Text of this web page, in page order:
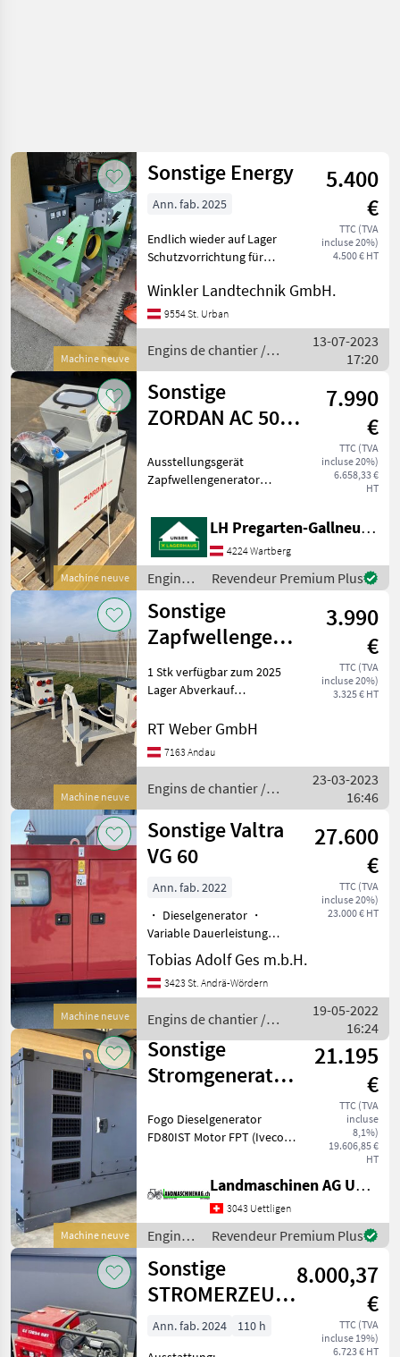
Machine neuve
Sonstige Energy
5.400
€
TTC (TVA
incluse 20%)
4.500 € HT
Ann. fab. 2025
Endlich wieder auf Lager
Schutzvorrichtung für
Melkroboter,
Lüftungsanlagen und Haus
/Feld Umschaltung 30kVA
und 40kVA lagernd Engins
Winkler Landtechnik GmbH.
9554 St. Urban
Engins de chantier /
Sonstige
13-07-2023
17:20
Machine neuve
Sonstige
ZORDAN AC 50
7.990
€
TTC (TVA
incluse 20%)
6.658,33 €
HT
Ausstellungsgerät
Zapfwellengenerator
Spitzenleistung 45 KW/56
KVA AVR Regelung Haus
Feld Schaltung
Isolationsüberwachung
(kein Erdsp
LH Pregarten-Gallneukirchen, Pregarten
4224 Wartberg
Engins
de
chantier
/
Sonstige
Revendeur Premium Plus
Machine neuve
Sonstige
Zapfwellengenerator
GP 50 TR-C / 45
KvA
3.990
€
TTC (TVA
incluse 20%)
3.325 € HT
1 Stk verfügbar zum 2025
Lager Abverkauf
Österreichweit frei Haus 3-
inkl. Bolzen, Unterlenker
RT Weber GmbH
7163 Andau
Engins de chantier /
Sonstige
23-03-2023
16:46
Machine neuve
Sonstige Valtra
VG 60
27.600
€
TTC (TVA
incluse 20%)
23.000 € HT
Ann. fab. 2022
・ Dieselgenerator ・
Variable Dauerleistung
(PRP) kVA/kW: 60/48 ・
Notstromleistung (LTP)
kVA/kW: 66/53 ・ Zylinder:
・ Größe Kraftstofftan
Tobias Adolf Ges m.b.H.
3423 St. Andrä-Wördern
Engins de chantier /
Sonstige
19-05-2022
16:24
Machine neuve
Sonstige
Stromgenerator
21.195
€
TTC (TVA
incluse
8,1%)
19.606,85 €
HT
Fogo Dieselgenerator
FD80IST Motor FPT (Iveco)
Leistung 80 kVA // 64 KW
Gewicht 1340 kg
Abmessungen 2670 x 1130 x
1700 mm
Landmaschinen AG Uettligen
3043 Uettligen
Engins
de
chantier
/
Sonstige
Revendeur Premium Plus
Sonstige
STROMERZEUGER
MOSA GE17054
8.000,37
€
TTC (TVA
incluse 19%)
6.723 € HT
Ann. fab. 2024
110 h